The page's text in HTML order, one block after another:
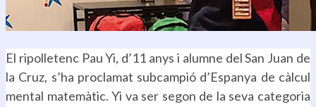
El ripolletenc Pau Yi, d’11 anys i alumne del San Juan de
la Cruz, s’ha proclamat subcampió d’Espanya de càlcul
mental matemàtic. Yi va ser segon de la seva categoria